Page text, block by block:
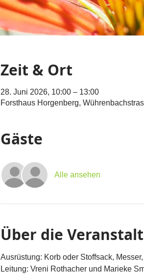
Zeit & Ort
28. Juni 2026, 10:00 – 13:00
Forsthaus Horgenberg,
Gäste
Alle ansehen
Über die
Ausrüstung: Korb oder Stoffsack,
Leitung: Vreni Rothacher und Marieke